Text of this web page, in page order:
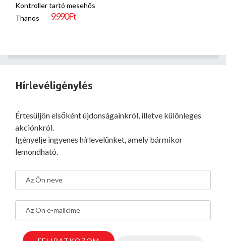
Kontroller tartó mesehős
Thanos
9.990 Ft
Hírlevéligénylés
Értesüljön elsőként újdonságainkról, illetve különleges
akciónkról.
Igényelje ingyenes hírlevelünket, amely bármikor
lemondható.